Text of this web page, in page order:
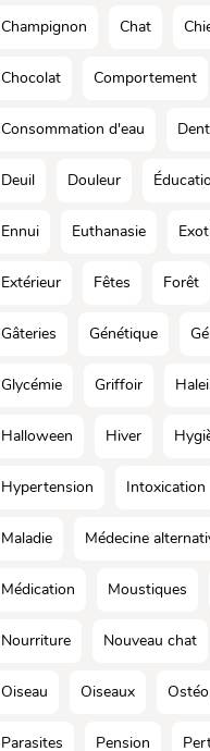
Champignon Chat
Chocolat Comportement
Consommation d'eau
Deuil Douleur
Ennui Euthanasie
Extérieur Fêtes Forêt
Gâteries Génétique
Glycémie Griffoir
Halloween Hiver
Hypertension Intoxication
Maladie Médecine
Médication Moustiques
Nourriture Nouveau chat
Oiseau Oiseaux
Parasites Pension